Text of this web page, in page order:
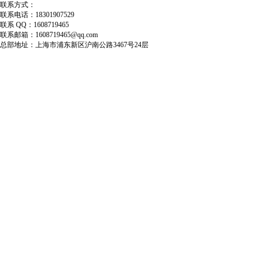
联系方式：
联系电话：18301907529
联系 QQ：1608719465
联系邮箱：1608719465@qq.com
总部地址：上海市浦东新区沪南公路3467号24层